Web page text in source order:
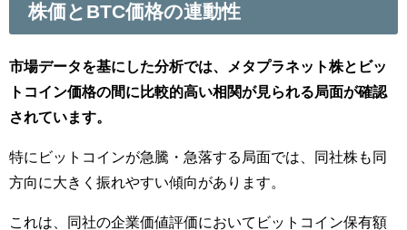
株価とBTC価格の連動性
市場データを基にした分析では、メタプラネット株とビッ
トコイン価格の間に比較的高い相関が見られる局面が確認
されています。
特にビットコインが急騰・急落する局面では、同社株も同
方向に大きく振れやすい傾向があります。
これは、同社の企業価値評価においてビットコイン保有額